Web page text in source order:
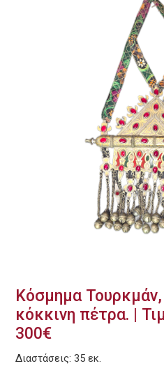
Κόσμημα
κόκκινη πέτρα. |
300€
Διαστάσεις: 35 εκ.